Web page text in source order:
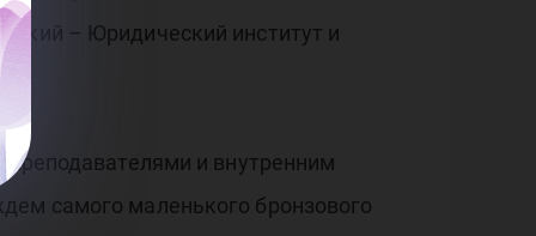
– Юридический институт и
преподавателями и внутренним
самого маленького бронзового